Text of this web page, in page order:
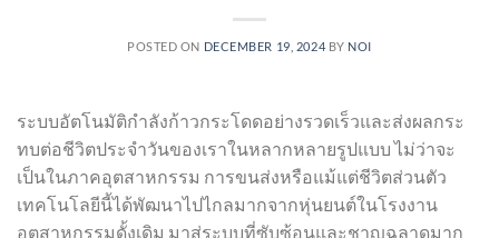
POSTED ON DECEMBER 19, 2024 BY NOI
ระบบอัตโนมัติกำลังก้าวกระโดดอย่างรวดเร็วและส่งผลกระ
ทบต่อชีวิตประจำวันของเราในหลากหลายรูปแบบ ไม่ว่าจะ
เป็นในภาคอุตสาหกรรม การขนส่งหรือแม้แต่ชีวิตส่วนตัว
เทคโนโลยีนี้ได้พัฒนาไปไกลมากจากหุ่นยนต์ในโรงงาน
อุตสาหกรรมดั้งเดิม มาสู่ระบบที่ซับซ้อนและชาญฉลาดมาก